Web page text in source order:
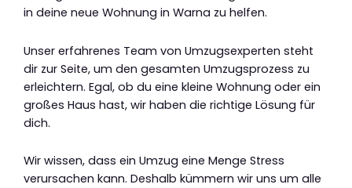
in deine neue Wohnung in Warna zu helfen.
Unser erfahrenes Team von Umzugsexperten steht
dir zur Seite, um den gesamten Umzugsprozess zu
erleichtern. Egal, ob du eine kleine Wohnung oder ein
großes Haus hast, wir haben die richtige Lösung für
dich.
Wir wissen, dass ein Umzug eine Menge Stress
verursachen kann. Deshalb kümmern wir uns um alle